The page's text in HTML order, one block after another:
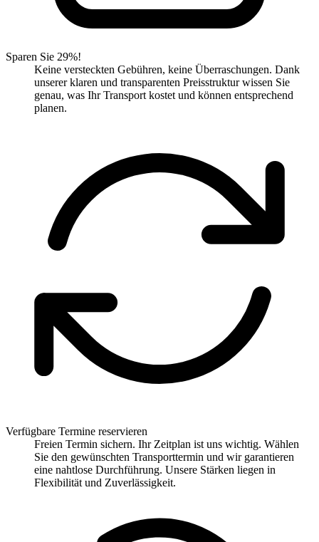
Sparen Sie 29%!
Keine versteckten Gebühren, keine Überraschungen. Dank
unserer klaren und transparenten Preisstruktur wissen Sie
genau, was Ihr Transport kostet und können entsprechend
planen.
Verfügbare Termine reservieren
Freien Termin sichern. Ihr Zeitplan ist uns wichtig. Wählen
Sie den gewünschten Transporttermin und wir garantieren
eine nahtlose Durchführung. Unsere Stärken liegen in
Flexibilität und Zuverlässigkeit.